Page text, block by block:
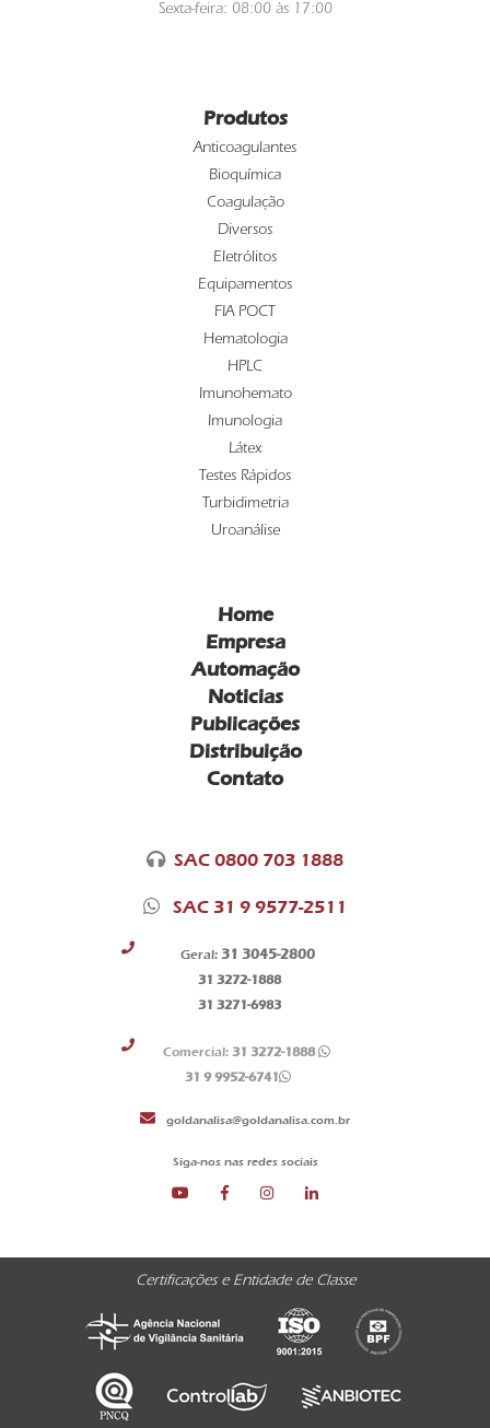
Sexta-feira: 08:00 às 17:00
Produtos
Anticoagulantes
Bioquímica
Coagulação
Diversos
Eletrólitos
Equipamentos
FIA POCT
Hematologia
HPLC
Imunohemato
Imunologia
Látex
Testes Rápidos
Turbidimetria
Uroanálise
Home
Empresa
Automação
Noticias
Publicações
Distribuição
Contato
SAC 0800 703 1888
SAC 31 9 9577-2511
Geral:31 3045-2800
31 3272-1888
31 3271-6983
Comercial: 31 3272-1888
31 9 9952-6741
goldanalisa@goldanalisa.com.br
Siga-nos nas redes sociais
Certificações e Entidade de Classe